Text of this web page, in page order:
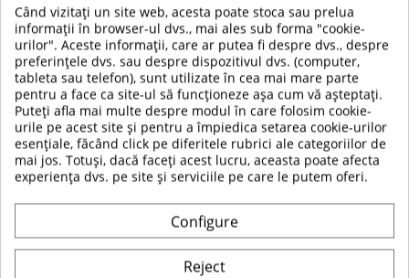
jos.Gantera Vin-Bell inSPORTlineeste potrivit
pentru utilizatorii de toate vârstele și nivelurile de
fitness, iar scopul principal este să vă ajute să vă
dezvoltați forța.
Specificații tehnice:
Material exterior: PVC
Material interior:ciment
Suprafața rezistentă la uzură și umiditate
4 piciorușe de cauciuc pentru a menține gantera în
loc atunci când este pe sol
Greutate precisă garantată
Greutate:8 kg
Prețul este pentru 1 bucată
Notă: Culoarea poate varia
Când vizitați un site web, acesta poate stoca sau prelua
informații în browser-ul dvs., mai ales sub forma "cookie-
urilor". Aceste informații, care ar putea fi despre dvs., despre
preferințele dvs. sau despre dispozitivul dvs. (computer,
tableta sau telefon), sunt utilizate în cea mai mare parte
pentru a face ca site-ul să funcționeze așa cum vă așteptați.
Puteți afla mai multe despre modul în care folosim cookie-
urile pe acest site și pentru a împiedica setarea cookie-urilor
esențiale, făcând click pe diferitele rubrici ale categoriilor de
mai jos. Totuși, dacă faceți acest lucru, aceasta poate afecta
experiența dvs. pe site și serviciile pe care le putem oferi.
Configure
Reject